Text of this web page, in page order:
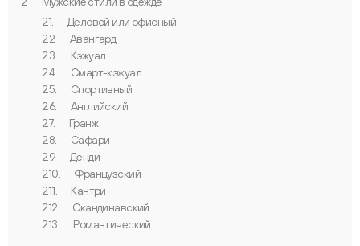
2.1.
Деловой или офисный
2.2.
Авангард
2.3.
Кэжуал
2.4.
Смарт-кэжуал
2.5.
Спортивный
2.6.
Английский
2.7.
Гранж
2.8.
Сафари
2.9.
Денди
2.10.
Французский
2.11.
Кантри
2.12.
Скандинавский
2.13.
Романтический